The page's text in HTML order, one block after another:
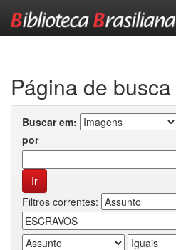
Página de busca
Buscar em:
por
Filtros correntes: